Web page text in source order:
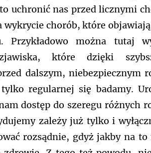
uchronić nas przed licznymi
chorób, które
Przykładowo można tutaj
które dzięki
dalszym, niebezpiecznym
regularnej się badamy.
dostęp do szeregu różnych
zależy już tylko i
rozsądnie, gdyż jakby na